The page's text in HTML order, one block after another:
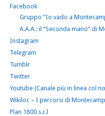
Facebook
Gruppo “Io vado a
A.A.A.: il “Seconda mano” di
Instagram
Telegram
Tumblr
Twitter
Youtube (Canale più in linea col
Wikiloc – I percorsi di
Plan 1800 s.r.l